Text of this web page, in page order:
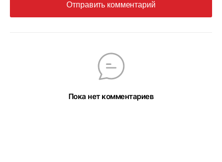
Отправить комментарий
Пока нет комментариев